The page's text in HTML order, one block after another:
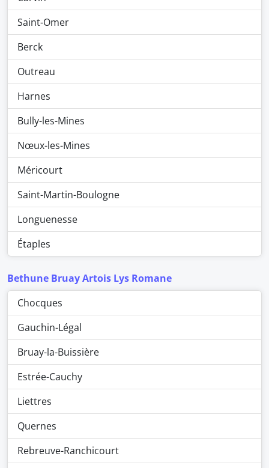
Saint-Omer
Berck
Outreau
Harnes
Bully-les-Mines
Nœux-les-Mines
Méricourt
Saint-Martin-Boulogne
Longuenesse
Étaples
Bethune Bruay Artois Lys Romane
Chocques
Gauchin-Légal
Bruay-la-Buissière
Estrée-Cauchy
Liettres
Quernes
Rebreuve-Ranchicourt